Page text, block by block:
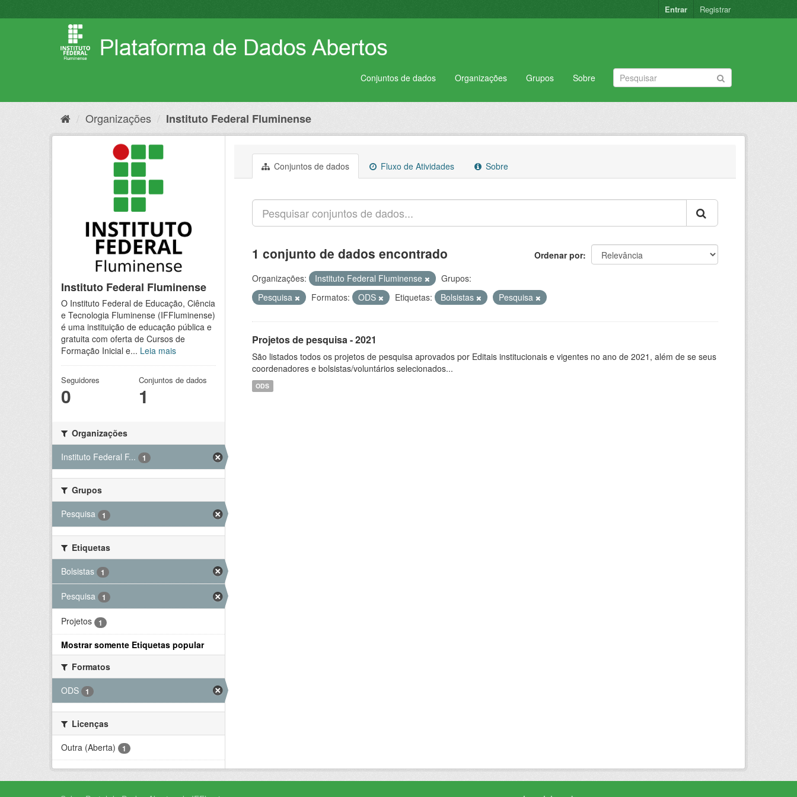
para
Entrar Registrar
Conjuntos de dados Organizações Grupos Sobre
Organizações Instituto Federal Fluminense
Instituto Federal Fluminense
O Instituto Federal de Educação, Ciência
e Tecnologia Fluminense (IFFluminense)
é uma instituição de educação pública e
gratuita com oferta de Cursos de
Formação Inicial e... Leia mais
Seguidores
0
Conjuntos de dados
1
Organizações
Instituto Federal F...
1
Grupos
Pesquisa
1
Etiquetas
Bolsistas
1
Pesquisa 1
Projetos 1
Mostrar somente Etiquetas popular
Formatos
ODS
1
Licenças
Outra (Aberta)
1
Conjuntos de dados Fluxo de Atividades Sobre
Ordenar por
1 conjunto de dados encontrado
Organizações: Instituto Federal Fluminense
Grupos:
Pesquisa
Formatos: ODS Etiquetas: Bolsistas Pesquisa
Projetos de pesquisa - 2021
São listados todos os projetos de pesquisa aprovados por Editais institucionais e vigentes no ano de 2021, além de se seus
coordenadores e bolsistas/voluntários selecionados...
ODS